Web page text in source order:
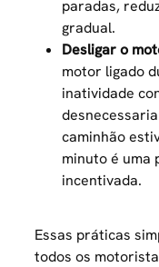
paradas,
gradual.
Desligar o
motor ligado
inatividade
caminhão
minuto é uma
incentivada.
Essas práticas
todos os